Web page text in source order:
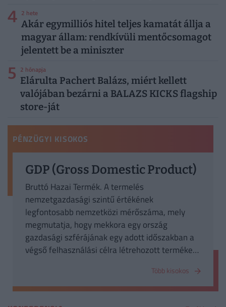
4 2 hete
Akár egymilliós hitel teljes kamatát állja a
magyar állam: rendkívüli mentőcsomagot
jelentett be a miniszter
5 2 hónapja
Elárulta Pachert Balázs, miért kellett
valójában bezárni a BALAZS KICKS flagship
store-ját
PÉNZÜGYI KISOKOS
GDP (Gross Domestic Product)
Bruttó Hazai Termék. A termelés
nemzetgazdasági szintű értékének
legfontosabb nemzetközi mérőszáma, mely
megmutatja, hogy mekkora egy ország
gazdasági szférájának egy adott időszakban a
végső felhasználási célra létrehozott termékek
Több kisokos